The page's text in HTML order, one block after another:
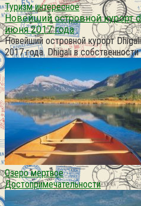
Туризм интересное
Новейший островной курорт
июня 2017 года
Новейший островной курорт
2017 года. Dhigali в
Озеро мертвое
Достопримечательности